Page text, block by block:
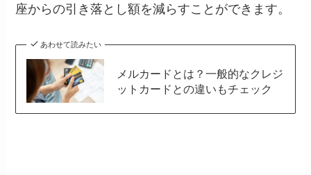
座からの引き落とし額を減らすことができます。
あわせて読みたい
メルカードとは？一般的なクレジ
ットカードとの違いもチェック